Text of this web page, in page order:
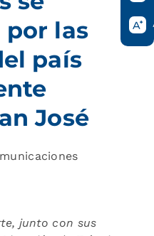
las
país
José
junto con sus